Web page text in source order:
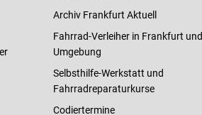
Archiv Frankfurt Aktuell
Fahrrad-Verleiher in Frankfurt und
Umgebung
Selbsthilfe-Werkstatt und
Fahrradreparaturkurse
Codiertermine